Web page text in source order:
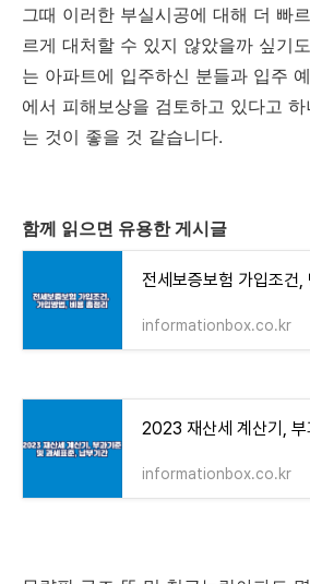
그때 이러한 부실시공에 대해 더 빠
르게 대처할 수 있지 않았을까 싶기
는 아파트에 입주하신 분들과 입주
에서 피해보상을 검토하고 있다고
는 것이 좋을 것 같습니다.
함께 읽으면 유용한 게시글
informationbox.co.kr
informationbox.co.kr